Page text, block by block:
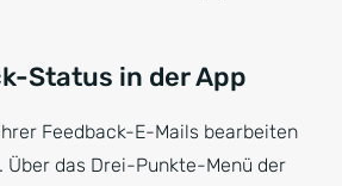
Status in der App
Feedback-E-Mails bearbeiten
Über das Drei-Punkte-Menü der